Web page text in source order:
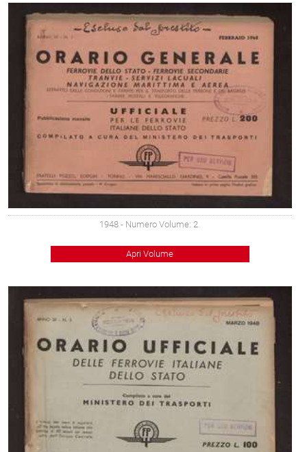
1948 - Numero Volume: 2
Apri Volume